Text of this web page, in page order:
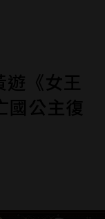
《女王
國公主復